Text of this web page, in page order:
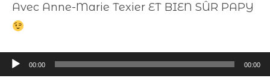
Avec Anne-Marie Texier ET BIEN SÛR PAPY
Lecteur
00:00 00:00